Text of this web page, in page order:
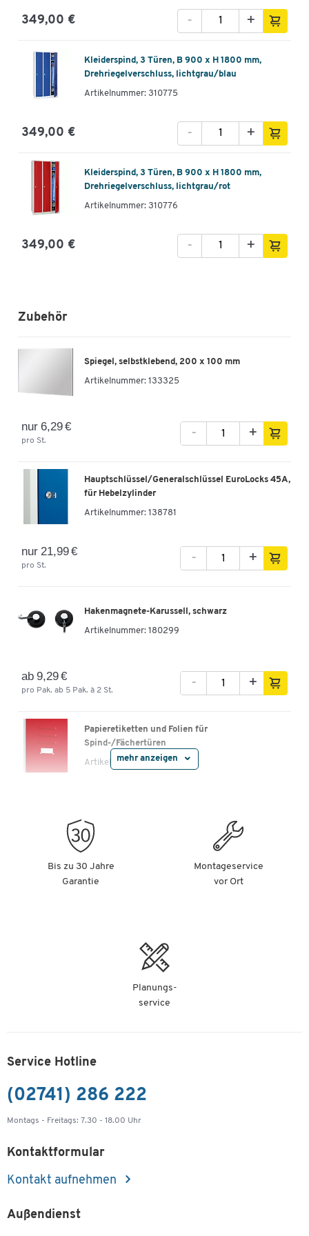
349,00 € +
-
Kleiderspind, 3 Türen, B 900 x H 1800 mm,
Drehriegelverschluss, lichtgrau/blau
Artikelnummer: 310775
349,00 € +
-
Kleiderspind, 3 Türen, B 900 x H 1800 mm,
Drehriegelverschluss, lichtgrau/rot
Artikelnummer: 310776
349,00 € +
-
Zubehör
Spiegel, selbstklebend, 200 x 100 mm
Artikelnummer: 133325
nur 6,29 €
pro St.
- +
Hauptschlüssel/Generalschlüssel EuroLocks 45A,
für Hebelzylinder
Artikelnummer: 138781
nur 21,99 €
pro St.
- +
Hakenmagnete-Karussell, schwarz
Artikelnummer: 180299
ab 9,29 €
pro Pak. ab 5 Pak. à 2 St.
- +
Papieretiketten und Folien für
Spind-/Fächertüren
Artikelnummer: 91181
Schuhabtropfschalen, 3 Stück
Artikelnummer:
mehr anzeigen
Bis zu 30 Jahre
Garantie
Montageservice
vor Ort
Planungs-
service
Service Hotline
(02741) 286 222
Montags - Freitags: 7.30 - 18.00 Uhr
Kontaktformular
Kontakt aufnehmen
Außendienst